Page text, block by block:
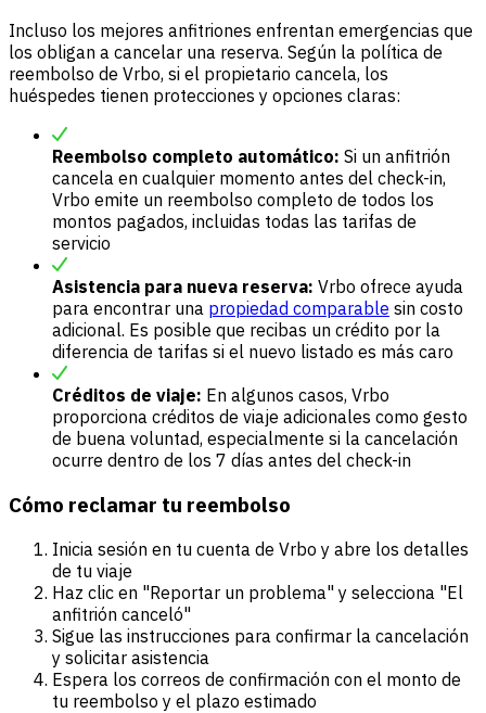
Incluso los mejores anfitriones enfrentan emergencias que
los obligan a cancelar una reserva. Según la política de
reembolso de Vrbo, si el propietario cancela, los
huéspedes tienen protecciones y opciones claras:
Reembolso completo automático: Si un anfitrión
cancela en cualquier momento antes del check-in,
Vrbo emite un reembolso completo de todos los
montos pagados, incluidas todas las tarifas de
servicio
Asistencia para nueva reserva: Vrbo ofrece ayuda
para encontrar una propiedad comparable sin costo
adicional. Es posible que recibas un crédito por la
diferencia de tarifas si el nuevo listado es más caro
Créditos de viaje: En algunos casos, Vrbo
proporciona créditos de viaje adicionales como gesto
de buena voluntad, especialmente si la cancelación
ocurre dentro de los 7 días antes del check-in
Cómo reclamar tu reembolso
Inicia sesión en tu cuenta de Vrbo y abre los detalles
de tu viaje
Haz clic en "Reportar un problema" y selecciona "El
anfitrión canceló"
Sigue las instrucciones para confirmar la cancelación
y solicitar asistencia
Espera los correos de confirmación con el monto de
tu reembolso y el plazo estimado